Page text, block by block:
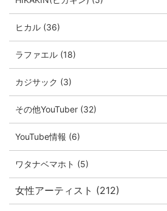
ヒカル (36)
ラファエル (18)
カジサック (3)
その他YouTuber (32)
YouTube情報 (6)
ワタナベマホト (5)
女性アーティスト (212)